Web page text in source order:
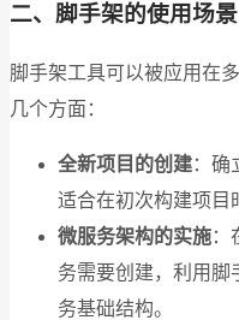
二、脚手架的使用场景
脚手架工具可以被应用在
几个方面：
全新项目的创建：确
适合在初次构建项目
微服务架构的实施：
务需要创建，利用脚
务基础结构。